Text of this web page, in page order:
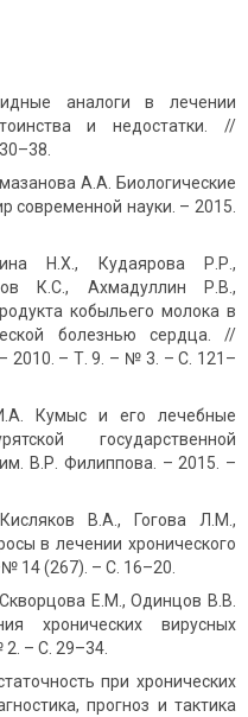
аналоги в лечении
и недостатки. //
А.А. Биологические
современной науки. – 2015.
Н.Х., Кудаярова Р.Р.,
К.С., Ахмадуллин Р.В.,
кобыльего молока в
болезнью сердца. //
2010. – Т. 9. – № 3. – С. 121–
Кумыс и его лечебные
государственной
В.Р. Филиппова. – 2015. –
В.А., Гогова Л.М.,
в лечении хронического
14 (267). – С. 16–20.
Е.М., Одинцов В.В.
хронических вирусных
– С. 29–34.
при хронических
прогноз и тактика